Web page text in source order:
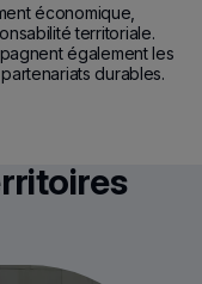
économique,
territoriale.
également les
durables.